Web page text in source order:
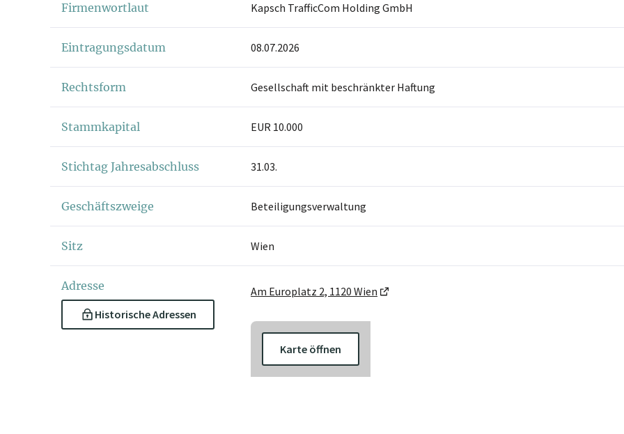
Firmenwortlaut Kapsch TrafficCom Holding GmbH
Eintragungsdatum 08.07.2026
Rechtsform Gesellschaft mit beschränkter Haftung
Stammkapital EUR 10.000
Stichtag Jahresabschluss 31.03.
Geschäftszweige Beteiligungsverwaltung
Sitz Wien
Adresse
Historische Adressen
Am Europlatz 2, 1120 Wien
Karte öffnen